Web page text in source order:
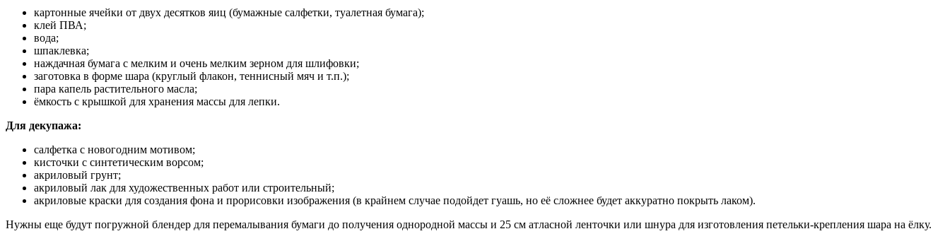
картонные ячейки от двух десятков яиц (бумажные салфетки, туалетная бумага);
клей ПВА;
вода;
шпаклевка;
наждачная бумага с мелким и очень мелким зерном для шлифовки;
заготовка в форме шара (круглый флакон, теннисный мяч и т.п.);
пара капель растительного масла;
ёмкость с крышкой для хранения массы для лепки.
Для декупажа:
салфетка с новогодним мотивом;
кисточки с синтетическим ворсом;
акриловый грунт;
акриловый лак для художественных работ или строительный;
акриловые краски для создания фона и прорисовки изображения (в крайнем случае подойдет гуашь, но её сложнее будет аккуратно покрыть лаком).
Нужны еще будут погружной блендер для перемалывания бумаги до получения однородной массы и 25 см атласной ленточки или шнура для изготовления петельки-крепления шара на ёлку.